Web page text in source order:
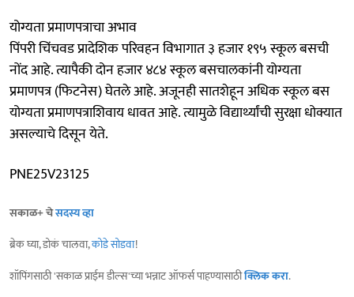
योग्यता प्रमाणपत्राचा अभाव
पिंपरी चिंचवड प्रादेशिक परिवहन विभागात ३ हजार १९५ स्कूल बसची
नोंद आहे. त्यापैकी दोन हजार ४८४ स्कूल बसचालकांनी योग्यता
प्रमाणपत्र (फिटनेस) घेतले आहे. अजूनही सातशेहून अधिक स्कूल बस
योग्यता प्रमाणपत्राशिवाय धावत आहे. त्यामुळे विद्यार्थ्यांची सुरक्षा धोक्यात
असल्याचे दिसून येते.
PNE25V23125
सकाळ+ चेसदस्य व्हा
ब्रेक घ्या, डोकं चालवा,कोडे सोडवा!
शॉपिंगसाठी 'सकाळ प्राईम डील्स'च्या भन्नाट ऑफर्स पाहण्यासाठीक्लिक करा.